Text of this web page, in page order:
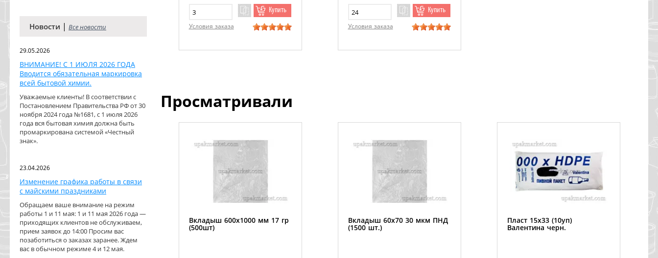
Новости | Все новости
29.05.2026
ВНИМАНИЕ! С 1 ИЮЛЯ 2026 ГОДА
Вводится обязательная маркировка
всей бытовой химии.
Уважаемые клиенты! В соответствии с
Постановлением Правительства РФ от 30
ноября 2024 года №1681, с 1 июля 2026
года вся бытовая химия должна быть
промаркирована системой «Честный
знак».
23.04.2026
Изменение графика работы в связи
с майскими праздниками
Обращаем ваше внимание на режим
работы 1 и 11 мая: 1 и 11 мая 2026 года —
приходящих клиентов не обслуживаем,
прием заявок до 14:00 Просим вас
позаботиться о заказах заранее. Ждем
вас в обычном режиме 4 и 12 мая.
Купить
Условия заказа
Купить
Условия заказа
Просматривали
Вкладыш 600х1000 мм 17 гр
(500шт)
Вкладыш 60х70 30 мкм ПНД
(1500 шт.)
Пласт 15х33 (10уп)
Валентина черн.